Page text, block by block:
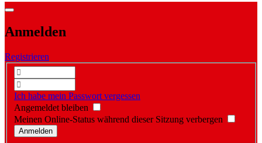
Anmelden
Registrieren
Ich habe mein Passwort vergessen
Angemeldet bleiben
Meinen Online-Status während dieser Sitzung verbergen